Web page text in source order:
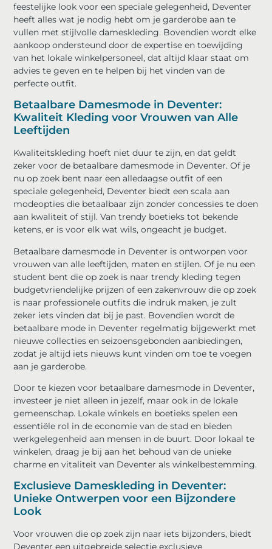
feestelijke look voor een speciale gelegenheid, Deventer
heeft alles wat je nodig hebt om je garderobe aan te
vullen met stijlvolle dameskleding. Bovendien wordt elke
aankoop ondersteund door de expertise en toewijding
van het lokale winkelpersoneel, dat altijd klaar staat om
advies te geven en te helpen bij het vinden van de
perfecte outfit.
Betaalbare Damesmode in Deventer:
Kwaliteit Kleding voor Vrouwen van Alle
Leeftijden
Kwaliteitskleding hoeft niet duur te zijn, en dat geldt
zeker voor de betaalbare damesmode in Deventer. Of je
nu op zoek bent naar een alledaagse outfit of een
speciale gelegenheid, Deventer biedt een scala aan
modeopties die betaalbaar zijn zonder concessies te doen
aan kwaliteit of stijl. Van trendy boetieks tot bekende
ketens, er is voor elk wat wils, ongeacht je budget.
Betaalbare damesmode in Deventer is ontworpen voor
vrouwen van alle leeftijden, maten en stijlen. Of je nu een
student bent die op zoek is naar trendy kleding tegen
budgetvriendelijke prijzen of een zakenvrouw die op zoek
is naar professionele outfits die indruk maken, je zult
zeker iets vinden dat bij je past. Bovendien wordt de
betaalbare mode in Deventer regelmatig bijgewerkt met
nieuwe collecties en seizoensgebonden aanbiedingen,
zodat je altijd iets nieuws kunt vinden om toe te voegen
aan je garderobe.
Door te kiezen voor betaalbare damesmode in Deventer,
investeer je niet alleen in jezelf, maar ook in de lokale
gemeenschap. Lokale winkels en boetieks spelen een
essentiële rol in de economie van de stad en bieden
werkgelegenheid aan mensen in de buurt. Door lokaal te
winkelen, draag je bij aan het behoud van de unieke
charme en vitaliteit van Deventer als winkelbestemming.
Exclusieve Dameskleding in Deventer:
Unieke Ontwerpen voor een Bijzondere
Look
Voor vrouwen die op zoek zijn naar iets bijzonders, biedt